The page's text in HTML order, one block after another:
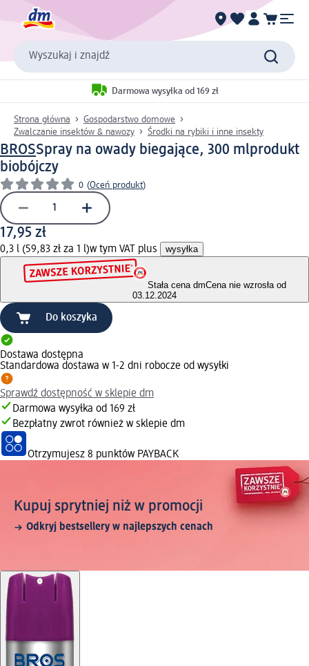
Wyszukaj i znajdź
Darmowa wysyłka od 169 zł
Strona główna
Gospodarstwo domowe
Zwalczanie insektów & nawozy
Środki na rybiki i inne insekty
BROSSpray na owady biegające, 300 mlprodukt
biobójczy
0 (Oceń produkt)
17,95 zł
0,3 l (59,83 zł za 1 l)w tym VAT plus wysyłka
Stała cena dmCena nie wzrosła od
03.12.2024
Do koszyka
Dostawa dostępna
Standardowa dostawa w 1-2 dni robocze od wysyłki
Sprawdź dostępność w sklepie dm
Darmowa wysyłka od 169 zł
Bezpłatny zwrot również w sklepie dm
Otrzymujesz 8 punktów PAYBACK
Kupuj sprytniej niż w promocji
Odkryj bestsellery w najlepszych cenach